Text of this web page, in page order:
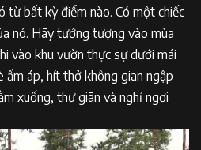
từ bất kỳ điểm nào. Có một chiếc
nó. Hãy tưởng tượng vào mùa
vào khu vườn thực sự dưới mái
ấm áp, hít thở không gian ngập
xuống, thư giãn và nghỉ ngơi